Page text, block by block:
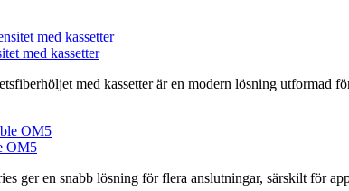
med kassetter
med kassetter är en modern lösning utformad
OM5
ger en snabb lösning för flera anslutningar, särskilt för